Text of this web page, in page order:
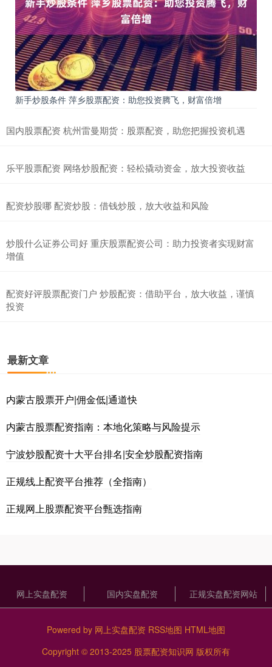
新手炒股条件 萍乡股票配资：助您投资腾飞，财富倍增
国内股票配资 杭州雷曼期货：股票配资，助您把握投资机遇
乐平股票配资 网络炒股配资：轻松撬动资金，放大投资收益
配资炒股哪 配资炒股：借钱炒股，放大收益和风险
炒股什么证券公司好 重庆股票配资公司：助力投资者实现财富
增值
配资好评股票配资门户 炒股配资：借助平台，放大收益，谨慎
投资
最新文章
内蒙古股票开户|佣金低|通道快
内蒙古股票配资指南：本地化策略与风险提示
宁波炒股配资十大平台排名|安全炒股配资指南
正规线上配资平台推荐（全指南）
正规网上股票配资平台甄选指南
网上实盘配资 国内实盘配资 正规实盘配资网站
Powered by 网上实盘配资 RSS地图 HTML地图
Copyright © 2013-2025 股票配资知识网 版权所有